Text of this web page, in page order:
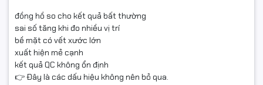
đồng hồ so cho kết quả bất thường
sai số tăng khi đo nhiều vị trí
bề mặt có vết xước lớn
xuất hiện mẻ cạnh
kết quả QC không ổn định
👉 Đây là các dấu hiệu không nên bỏ qua.